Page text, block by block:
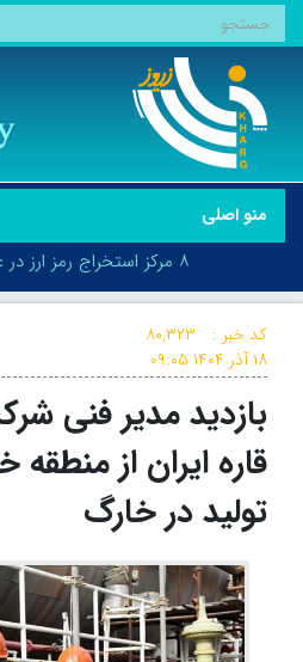
منو اصلی
۸ مرکز استخراج رمز ارز در عسلویه متلاشی شد
هشدار سطح نارنجی در
کد خبر :
۸۰,۳۲۳
۱۸ آذر ۱۴۰۴
۰۹:۰۵
بازدید مدیر فنی
قاره ایران از
تولید در خارگ